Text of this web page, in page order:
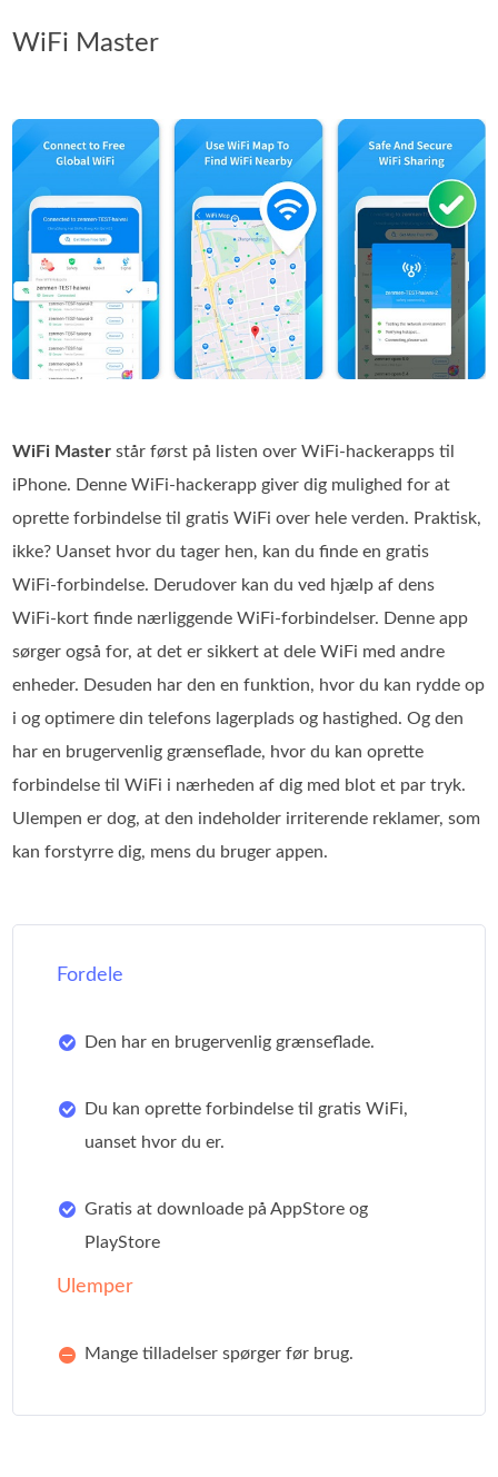
WiFi Master
WiFi Master står først på listen over WiFi‑hackerapps til
iPhone. Denne WiFi‑hackerapp giver dig mulighed for at
oprette forbindelse til gratis WiFi over hele verden. Praktisk,
ikke? Uanset hvor du tager hen, kan du finde en gratis
WiFi‑forbindelse. Derudover kan du ved hjælp af dens
WiFi‑kort finde nærliggende WiFi‑forbindelser. Denne app
sørger også for, at det er sikkert at dele WiFi med andre
enheder. Desuden har den en funktion, hvor du kan rydde op
i og optimere din telefons lagerplads og hastighed. Og den
har en brugervenlig grænseflade, hvor du kan oprette
forbindelse til WiFi i nærheden af dig med blot et par tryk.
Ulempen er dog, at den indeholder irriterende reklamer, som
kan forstyrre dig, mens du bruger appen.
Fordele
Den har en brugervenlig grænseflade.
Du kan oprette forbindelse til gratis WiFi,
uanset hvor du er.
Gratis at downloade på AppStore og
PlayStore
Ulemper
Mange tilladelser spørger før brug.